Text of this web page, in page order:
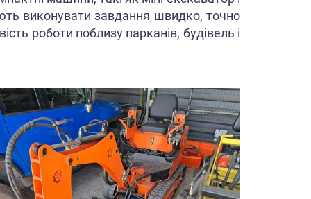
виконувати завдання швидко, точно
роботи поблизу парканів, будівель і